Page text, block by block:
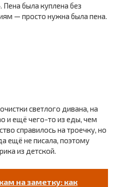
была куплена без
— просто нужна была пена.
светлого дивана, на
и ещё чего-то из еды, чем
справилось на троечку, но
ещё не писала, поэтому
из детской.
на заметку: как